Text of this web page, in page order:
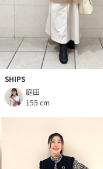
SHIPS
庭田
155 cm